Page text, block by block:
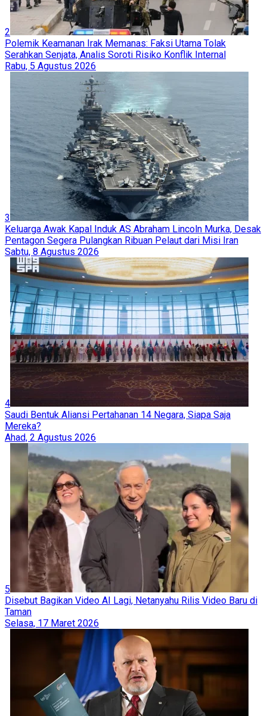
2
Polemik Keamanan Irak Memanas: Faksi Utama Tolak
Serahkan Senjata, Analis Soroti Risiko Konflik Internal
Rabu, 5 Agustus 2026
3
Keluarga Awak Kapal Induk AS Abraham Lincoln Murka, Desak
Pentagon Segera Pulangkan Ribuan Pelaut dari Misi Iran
Sabtu, 8 Agustus 2026
4
Saudi Bentuk Aliansi Pertahanan 14 Negara, Siapa Saja
Mereka?
Ahad, 2 Agustus 2026
5
Disebut Bagikan Video AI Lagi, Netanyahu Rilis Video Baru di
Taman
Selasa, 17 Maret 2026